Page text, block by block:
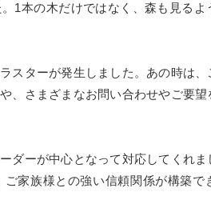
1本の木だけではなく、森も見るよ
スターが発生しました。あの時は、
、さまざまなお問い合わせやご要
ダーが中心となって対応してくれま
家族様との強い信頼関係が構築で